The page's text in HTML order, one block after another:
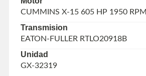
CUMMINS X-15 605 HP 1950 RPM
Transmision
EATON-FULLER RTLO20918B
Unidad
GX-32319